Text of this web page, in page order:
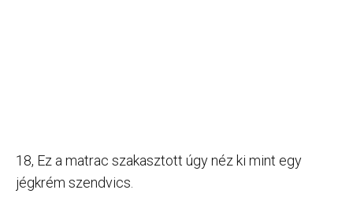
18, Ez a matrac szakasztott úgy néz ki mint egy
jégkrém szendvics.